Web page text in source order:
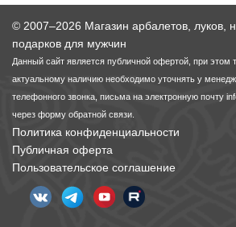
© 2007–2026 Магазин арбалетов, луков,
подарков для мужчин
Данный сайт является публичной офертой, при этом
актуальному наличию необходимо уточнять у
телефонного звонка, письма на электронную почту
через форму обратной связи.
Политика конфиденциальности
Публичная оферта
Пользовательское соглашение